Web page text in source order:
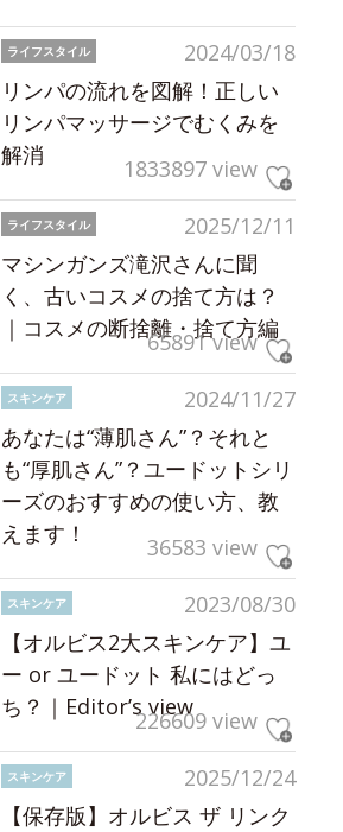
2024/03/18
ライフスタイル
リンパの流れを図解！正しい
リンパマッサージでむくみを
解消
1833897 view
2025/12/11
ライフスタイル
マシンガンズ滝沢さんに聞
く、古いコスメの捨て方は？
｜コスメの断捨離・捨て方編
65891 view
2024/11/27
スキンケア
あなたは“薄肌さん”？それと
も“厚肌さん”？ユードットシリ
ーズのおすすめの使い方、教
えます！
36583 view
2023/08/30
スキンケア
【オルビス2大スキンケア】ユ
ー or ユードット 私にはどっ
ち？｜Editor’s view226609 view
2025/12/24
スキンケア
【保存版】オルビス ザ リンク